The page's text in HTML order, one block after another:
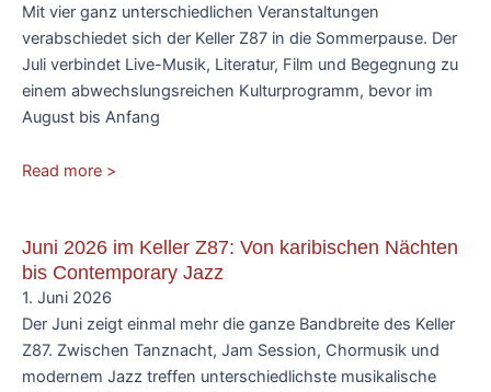
Mit vier ganz unterschiedlichen Veranstaltungen
verabschiedet sich der Keller Z87 in die Sommerpause. Der
Juli verbindet Live-Musik, Literatur, Film und Begegnung zu
einem abwechslungsreichen Kulturprogramm, bevor im
August bis Anfang
Read more >
Juni 2026 im Keller Z87: Von karibischen Nächten
bis Contemporary Jazz
1. Juni 2026
Der Juni zeigt einmal mehr die ganze Bandbreite des Keller
Z87. Zwischen Tanznacht, Jam Session, Chormusik und
modernem Jazz treffen unterschiedlichste musikalische